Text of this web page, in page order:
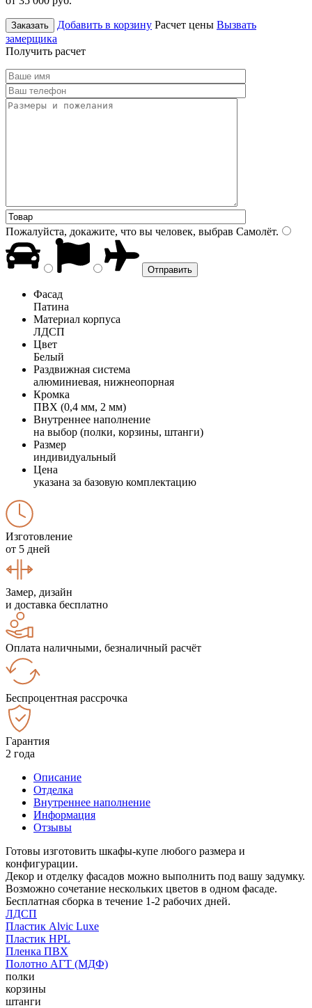
Заказать Добавить в корзину Расчет цены Вызвать
замерщика
Получить расчет
Пожалуйста, докажите, что вы человек, выбрав Самолёт.
Фасад
Патина
Материал корпуса
ЛДСП
Цвет
Белый
Раздвижная система
алюминиевая, нижнеопорная
Кромка
ПВХ (0,4 мм, 2 мм)
Внутреннее наполнение
на выбор (полки, корзины, штанги)
Размер
индивидуальный
Цена
указана за базовую комплектацию
Изготовление
от 5 дней
Замер, дизайн
и доставка бесплатно
Оплата наличными, безналичный расчёт
Беспроцентная рассрочка
Гарантия
2 года
Описание
Отделка
Внутреннее наполнение
Информация
Отзывы
Готовы изготовить шкафы-купе любого размера и
конфигурации.
Декор и отделку фасадов можно выполнить под вашу задумку.
Возможно сочетание нескольких цветов в одном фасаде.
Бесплатная сборка в течение 1-2 рабочих дней.
ЛДСП
Пластик Alvic Luxe
Пластик HPL
Пленка ПВХ
Полотно АГТ (МДФ)
полки
корзины
штанги